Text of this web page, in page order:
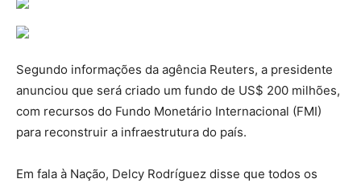
Segundo informações da agência Reuters, a presidente
anunciou que será criado um fundo de US$ 200 milhões,
com recursos do Fundo Monetário Internacional (FMI)
para reconstruir a infraestrutura do país.
Em fala à Nação, Delcy Rodríguez disse que todos os